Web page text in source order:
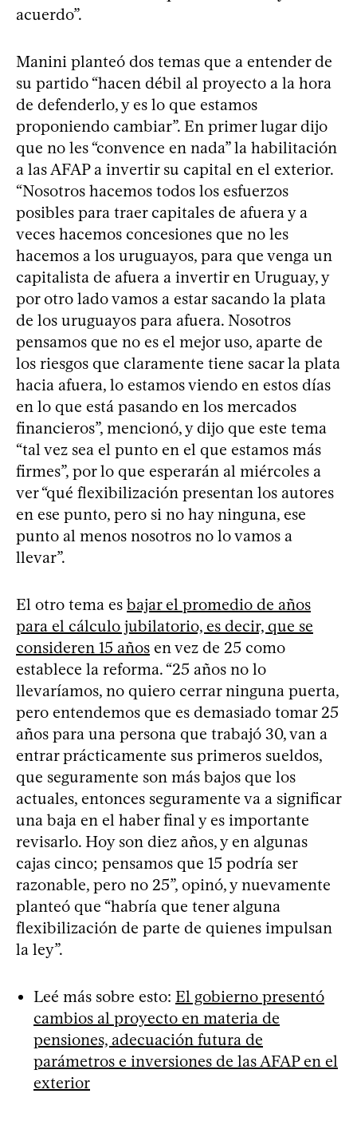
acuerdo”.
Manini planteó dos temas que a entender de
su partido “hacen débil al proyecto a la hora
de defenderlo, y es lo que estamos
proponiendo cambiar”. En primer lugar dijo
que no les “convence en nada” la habilitación
a las AFAP a invertir su capital en el exterior.
“Nosotros hacemos todos los esfuerzos
posibles para traer capitales de afuera y a
veces hacemos concesiones que no les
hacemos a los uruguayos, para que venga un
capitalista de afuera a invertir en Uruguay, y
por otro lado vamos a estar sacando la plata
de los uruguayos para afuera. Nosotros
pensamos que no es el mejor uso, aparte de
los riesgos que claramente tiene sacar la plata
hacia afuera, lo estamos viendo en estos días
en lo que está pasando en los mercados
financieros”, mencionó, y dijo que este tema
“tal vez sea el punto en el que estamos más
firmes”, por lo que esperarán al miércoles a
ver “qué flexibilización presentan los autores
en ese punto, pero si no hay ninguna, ese
punto al menos nosotros no lo vamos a
llevar”.
El otro tema es bajar el promedio de años
para el cálculo jubilatorio, es decir, que se
consideren 15 años en vez de 25 como
establece la reforma. “25 años no lo
llevaríamos, no quiero cerrar ninguna puerta,
pero entendemos que es demasiado tomar 25
años para una persona que trabajó 30, van a
entrar prácticamente sus primeros sueldos,
que seguramente son más bajos que los
actuales, entonces seguramente va a significar
una baja en el haber final y es importante
revisarlo. Hoy son diez años, y en algunas
cajas cinco; pensamos que 15 podría ser
razonable, pero no 25”, opinó, y nuevamente
planteó que “habría que tener alguna
flexibilización de parte de quienes impulsan
la ley”.
Leé más sobre esto: El gobierno presentó
cambios al proyecto en materia de
pensiones, adecuación futura de
parámetros e inversiones de las AFAP en el
exterior